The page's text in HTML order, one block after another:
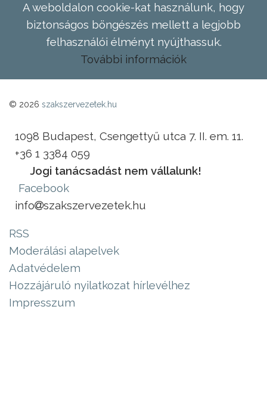
A weboldalon cookie-kat használunk, hogy
biztonságos böngészés mellett a legjobb
felhasználói élményt nyújthassuk.
További információk
© 2026 szakszervezetek.hu
1098 Budapest, Csengettyű utca 7. II. em. 11.
+36 1 3384 059
Jogi tanácsadást nem vállalunk!
Facebook
info
szakszervezetek.hu
RSS
Moderálási alapelvek
Adatvédelem
Hozzájáruló nyilatkozat hírlevélhez
Impresszum